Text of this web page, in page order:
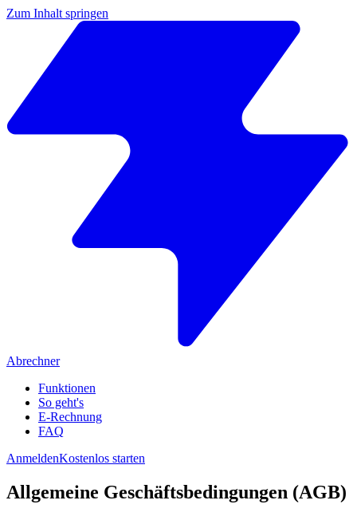
Zum Inhalt springen
Abrechner
Funktionen
So geht's
E-Rechnung
FAQ
AnmeldenKostenlos starten
Allgemeine Geschäftsbedingungen (AGB)